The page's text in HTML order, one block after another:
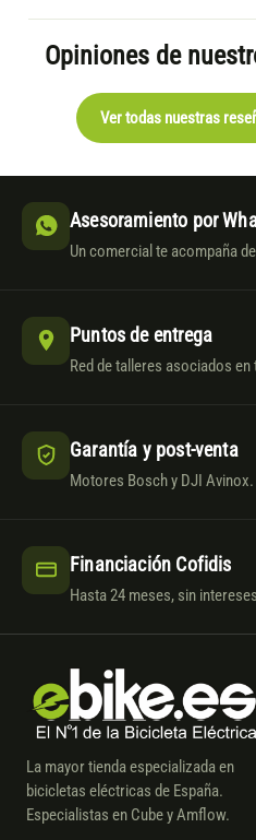
Opiniones de
Ver todas nuestras
Asesoramiento por
Un comercial te acompaña
Puntos de entrega
Red de talleres asociados en
Garantía y post-venta
Motores Bosch y DJI
Financiación Cofidis
Hasta 24 meses, sin
La mayor tienda especializada en
bicicletas eléctricas de España.
Especialistas en Cube y Amflow.